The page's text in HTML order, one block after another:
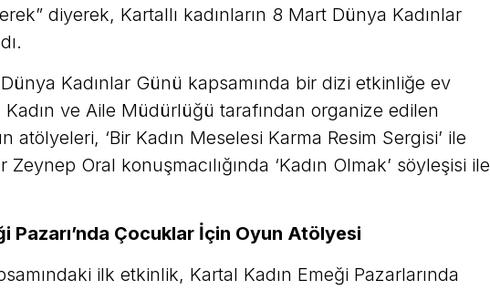
diyerek, Kartallı kadınların 8 Mart Dünya Kadınlar
Kadınlar Günü kapsamında bir dizi etkinliğe ev
Kadın ve Aile Müdürlüğü tarafından organize edilen
atölyeleri, ‘Bir Kadın Meselesi Karma Resim Sergisi’ ile
Zeynep Oral konuşmacılığında ‘Kadın Olmak’ söyleşisi ile
Pazarı’nda Çocuklar İçin Oyun Atölyesi
ilk etkinlik, Kartal Kadın Emeği Pazarlarında